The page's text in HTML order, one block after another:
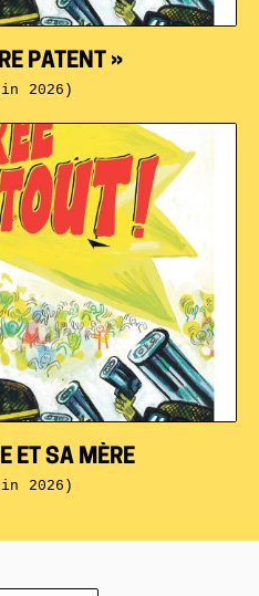
ET SA MÈRE
2026)
PATENT »
2026)